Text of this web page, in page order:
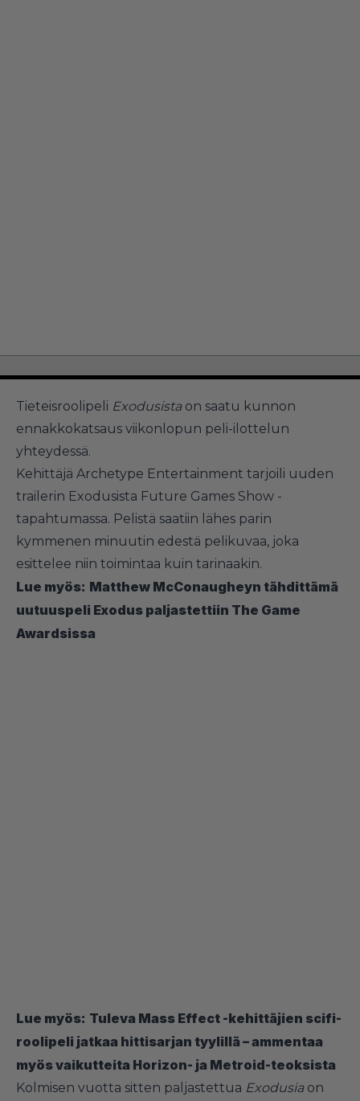
Tieteisroolipeli Exodusistaon saatu kunnon
ennakkokatsaus viikonlopun peli-ilottelun
yhteydessä.
Kehittäjä Archetype Entertainment tarjoili uuden
trailerin Exodusista Future Games Show -
tapahtumassa. Pelistä saatiin lähes parin
kymmenen minuutin edestä pelikuvaa, joka
esittelee niin toimintaa kuin tarinaakin.
Lue myös: Matthew McConaugheyn tähdittämä
uutuuspeli Exodus paljastettiin The Game
Awardsissa
Lue myös: Tuleva Mass Effect -kehittäjien scifi-
roolipeli jatkaa hittisarjan tyylillä – ammentaa
myös vaikutteita Horizon- ja Metroid-teoksista
Kolmisen vuotta sitten paljastettua Exodusiaon